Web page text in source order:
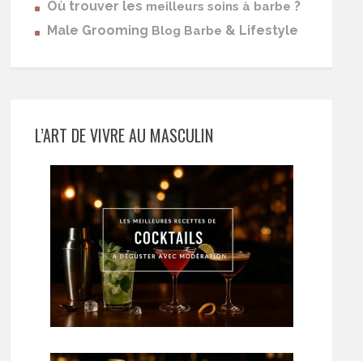
Où trouver les meilleurs soins à barbe ?
Male Grooming Blog Barbe & Lifestyle
L’ART DE VIVRE AU MASCULIN